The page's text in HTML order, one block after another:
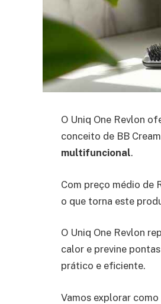
O Uniq One Revlon
conceito de BB
multifuncional.
Com preço médio de
o que torna este
O Uniq One Revlon
calor e previne
prático e eficiente.
Vamos explorar